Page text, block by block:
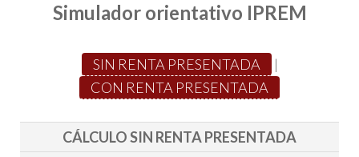
Simulador orientativo IPREM
SIN RENTA PRESENTADA
|
CON RENTA PRESENTADA
CÁLCULO SIN RENTA PRESENTADA